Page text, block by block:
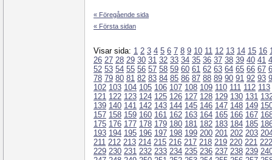
« Föregående sida
« Första sidan
Visar sida: 1 2 3 4 5 6 7 8 9 10 11 12 13 14 15 16
26 27 28 29 30 31 32 33 34 35 36 37 38 39 40 41
52 53 54 55 56 57 58 59 60 61 62 63 64 65 66 67
78 79 80 81 82 83 84 85 86 87 88 89 90 91 92 93
102 103 104 105 106 107 108 109 110 111 112 113
121 122 123 124 125 126 127 128 129 130 131
139 140 141 142 143 144 145 146 147 148 149
157 158 159 160 161 162 163 164 165 166 167
175 176 177 178 179 180 181 182 183 184 185
193 194 195 196 197 198 199 200 201 202 203
211 212 213 214 215 216 217 218 219 220 221 222
229 230 231 232 233 234 235 236 237 238 239